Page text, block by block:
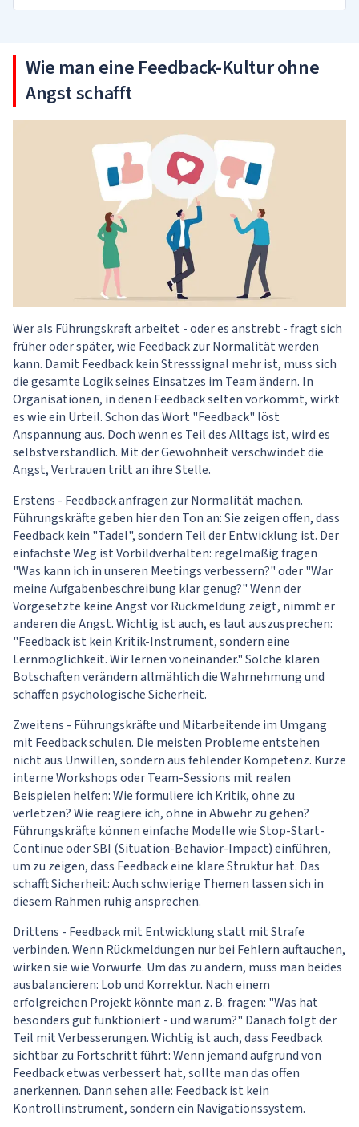
Wie man eine Feedback-Kultur ohne
Angst schafft
Wer als Führungskraft arbeitet - oder es anstrebt - fragt sich
früher oder später, wie Feedback zur Normalität werden
kann. Damit Feedback kein Stresssignal mehr ist, muss sich
die gesamte Logik seines Einsatzes im Team ändern. In
Organisationen, in denen Feedback selten vorkommt, wirkt
es wie ein Urteil. Schon das Wort "Feedback" löst
Anspannung aus. Doch wenn es Teil des Alltags ist, wird es
selbstverständlich. Mit der Gewohnheit verschwindet die
Angst, Vertrauen tritt an ihre Stelle.
Erstens - Feedback anfragen zur Normalität machen.
Führungskräfte geben hier den Ton an: Sie zeigen offen, dass
Feedback kein "Tadel", sondern Teil der Entwicklung ist. Der
einfachste Weg ist Vorbildverhalten: regelmäßig fragen
"Was kann ich in unseren Meetings verbessern?" oder "War
meine Aufgabenbeschreibung klar genug?" Wenn der
Vorgesetzte keine Angst vor Rückmeldung zeigt, nimmt er
anderen die Angst. Wichtig ist auch, es laut auszusprechen:
"Feedback ist kein Kritik-Instrument, sondern eine
Lernmöglichkeit. Wir lernen voneinander." Solche klaren
Botschaften verändern allmählich die Wahrnehmung und
schaffen psychologische Sicherheit.
Zweitens - Führungskräfte und Mitarbeitende im Umgang
mit Feedback schulen. Die meisten Probleme entstehen
nicht aus Unwillen, sondern aus fehlender Kompetenz. Kurze
interne Workshops oder Team-Sessions mit realen
Beispielen helfen: Wie formuliere ich Kritik, ohne zu
verletzen? Wie reagiere ich, ohne in Abwehr zu gehen?
Führungskräfte können einfache Modelle wie Stop-Start-
Continue oder SBI (Situation-Behavior-Impact) einführen,
um zu zeigen, dass Feedback eine klare Struktur hat. Das
schafft Sicherheit: Auch schwierige Themen lassen sich in
diesem Rahmen ruhig ansprechen.
Drittens - Feedback mit Entwicklung statt mit Strafe
verbinden. Wenn Rückmeldungen nur bei Fehlern auftauchen,
wirken sie wie Vorwürfe. Um das zu ändern, muss man beides
ausbalancieren: Lob und Korrektur. Nach einem
erfolgreichen Projekt könnte man z. B. fragen: "Was hat
besonders gut funktioniert - und warum?" Danach folgt der
Teil mit Verbesserungen. Wichtig ist auch, dass Feedback
sichtbar zu Fortschritt führt: Wenn jemand aufgrund von
Feedback etwas verbessert hat, sollte man das offen
anerkennen. Dann sehen alle: Feedback ist kein
Kontrollinstrument, sondern ein Navigationssystem.